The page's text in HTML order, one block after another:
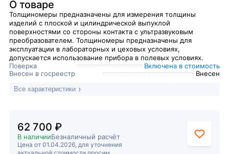
О товаре
Толщиномеры предназначены для измерения толщины
изделий с плоской и цилиндрической выпуклой
поверхностями со стороны контакта с ультразвуковым
преобразователем. Толщиномеры предназначены для
эксплуатации в лабораторных и цеховых условиях,
допускается использование прибора в полевых условиях.
Поверка
Включена в стоимость
Внесен в госреестр
Внесен
Все характеристики
62 700 ₽
В наличииБезналичный расчёт
Цена от 01.04.2026, для уточнения